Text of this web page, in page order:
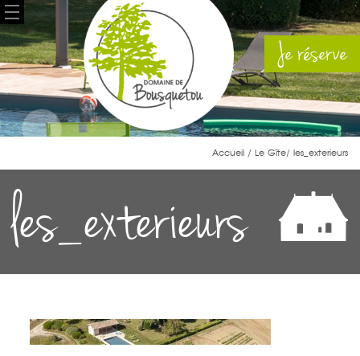
Je réserve
Accueil / Le Gîte/ les_exterieurs
les_exterieurs